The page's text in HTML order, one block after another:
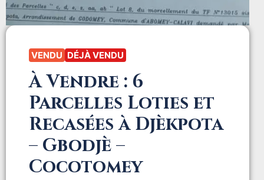
VENDU DÉJÀ VENDU
À Vendre : 6
Parcelles Loties et
Recasées à Djèkpota
– Gbodjè –
Cocotomey